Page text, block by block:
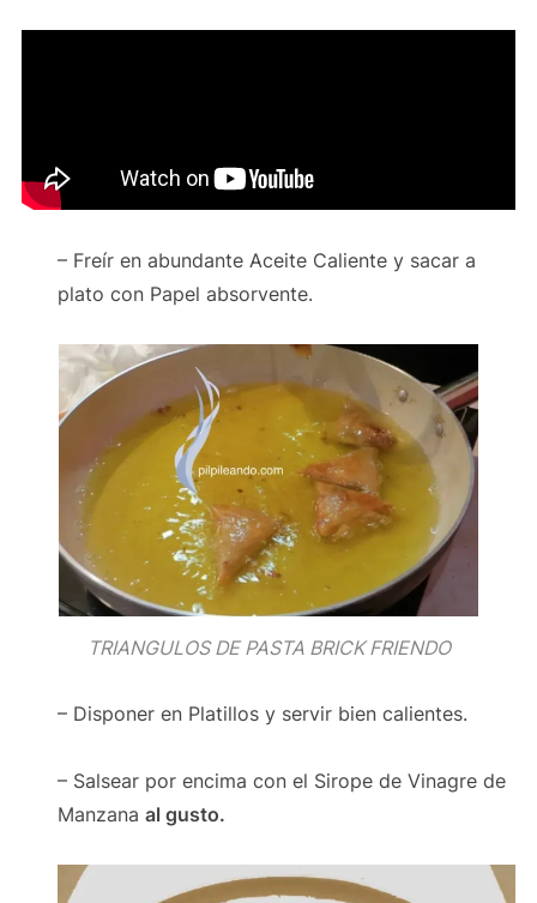
– Freír en abundante Aceite Caliente y sacar a
plato con Papel absorvente.
TRIANGULOS DE PASTA BRICK FRIENDO
– Disponer en Platillos y servir bien calientes.
– Salsear por encima con el Sirope de Vinagre de
Manzana al gusto.